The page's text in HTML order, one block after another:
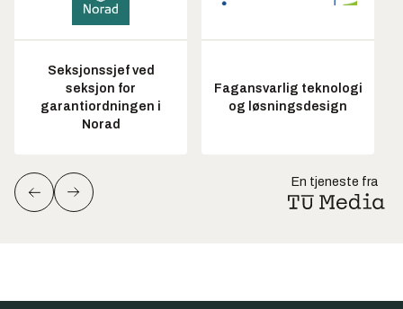
Seksjonssjef ved
seksjon for
garantiordningen i
Norad
Fagansvarlig teknologi
og løsningsdesign
En tjeneste fra